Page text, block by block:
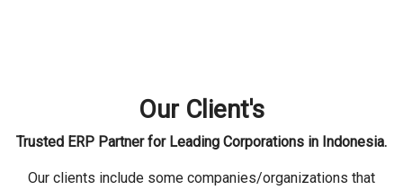
Our Client's
Trusted ERP Partner for Leading Corporations in Indonesia.
Our clients include some companies/organizations that